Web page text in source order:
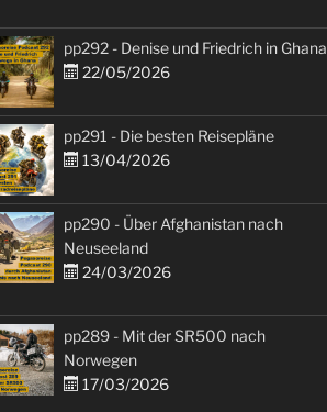
pp292 - Denise und Friedrich in Ghana
22/05/2026
pp291 - Die besten Reisepläne
13/04/2026
pp290 - Über Afghanistan nach
Neuseeland
24/03/2026
pp289 - Mit der SR500 nach
Norwegen
17/03/2026